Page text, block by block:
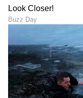
ಏನೇನು ಕಂಡಿ, KSRTC
ಪ್ಯಾಕೇಜ್‌ನಲ್ಲಿ ಒಮ್ಮೆ
'ಜೋಗ'ದ ಗುಂಡಿ!